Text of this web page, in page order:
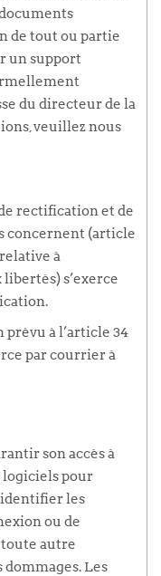
de tout ou partie
un support
du directeur de la
veuillez nous
rectification et de
concernent (article
relative à
s’exerce
prévu à l’article 34
par courrier à
son accès à
logiciels pour
les
ou de
autre
Les